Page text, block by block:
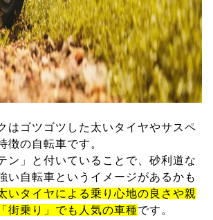
はゴツゴツした太いタイヤやサスペ
徴の自転車です。
ン」と付いていることで、砂利道な
い自転車というイメージがあるかも
いタイヤによる乗り心地の良さや親
街乗り」でも人気の車種です。